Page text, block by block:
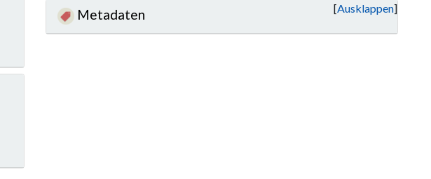
Ausklappen
Metadaten